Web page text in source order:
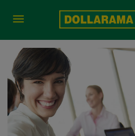
Toggle